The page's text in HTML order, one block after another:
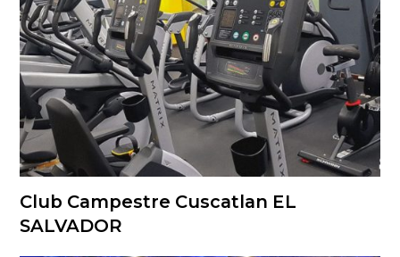
Club Campestre Cuscatlan EL
SALVADOR